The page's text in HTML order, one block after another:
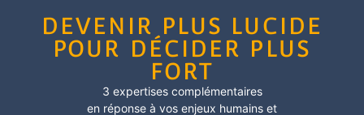
DEVENIR PLUS LUCIDE
POUR DÉCIDER PLUS
FORT
3 expertises complémentaires
en réponse à vos enjeux humains et